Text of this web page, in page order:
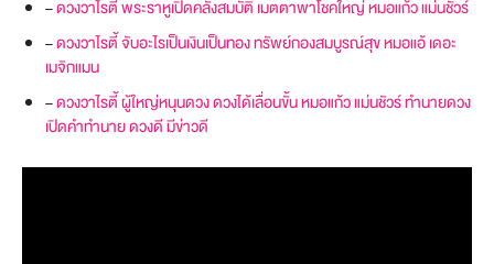
–ดวงวาไรตี้ พระราหูเปิดคลังสมบัติ เมตตาพาโชคใหญ่ หมอแก้ว แม่นชัวร์
–ดวงวาไรตี้ จับอะไรเป็นเงินเป็นทอง ทรัพย์กองสมบูรณ์สุข หมอแอ้ เดอะ
เมจิกแมน
–ดวงวาไรตี้ ผู้ใหญ่หนุนดวง ดวงได้เลื่อนขั้น หมอแก้ว แม่นชัวร์ ทำนายดวง
เปิดคำทำนาย ดวงดี มีข่าวดี